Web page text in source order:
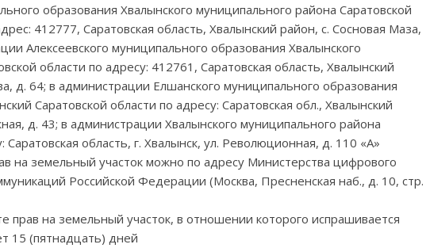
образования Хвалынского муниципального района Саратовской
412777, Саратовская область, Хвалынский район, с. Сосновая Маза,
Алексеевского муниципального образования Хвалынского
области по адресу: 412761, Саратовская область, Хвалынский
д. 64; в администрации Елшанского муниципального образования
Саратовской области по адресу: Саратовская обл., Хвалынский
д. 43; в администрации Хвалынского муниципального района
Саратовская область, г. Хвалынск, ул. Революционная, д. 110 «А»
на земельный участок можно по адресу Министерства цифрового
Российской Федерации (Москва, Пресненская наб., д. 10, стр.
прав на земельный участок, в отношении которого испрашивается
15 (пятнадцать) дней